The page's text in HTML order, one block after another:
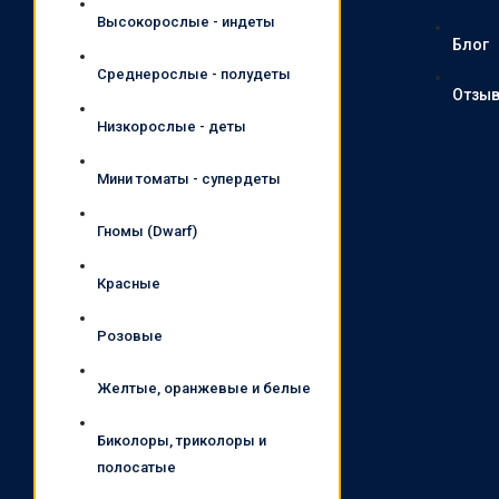
Высокорослые - индеты
Среднерослые - полудеты
Низкорослые - деты
Мини томаты - супердеты
Гномы (Dwarf)
Красные
Розовые
Желтые, оранжевые и белые
Биколоры, триколоры и
полосатые
Блог